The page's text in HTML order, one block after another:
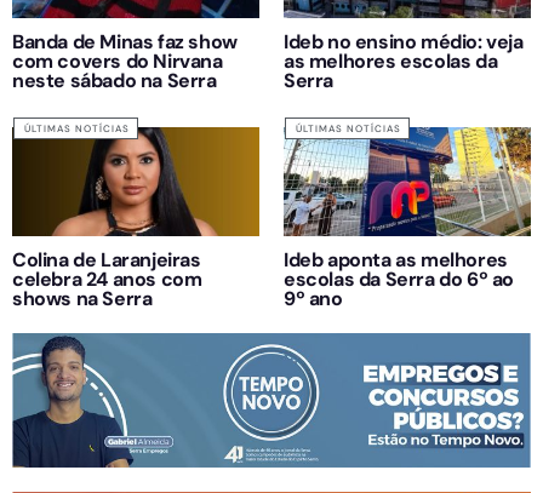
Banda de Minas faz show
com covers do Nirvana
neste sábado na Serra
Ideb no ensino médio: veja
as melhores escolas da
Serra
ÚLTIMAS NOTÍCIAS
Colina de Laranjeiras
celebra 24 anos com
shows na Serra
ÚLTIMAS NOTÍCIAS
Ideb aponta as melhores
escolas da Serra do 6º ao
9º ano